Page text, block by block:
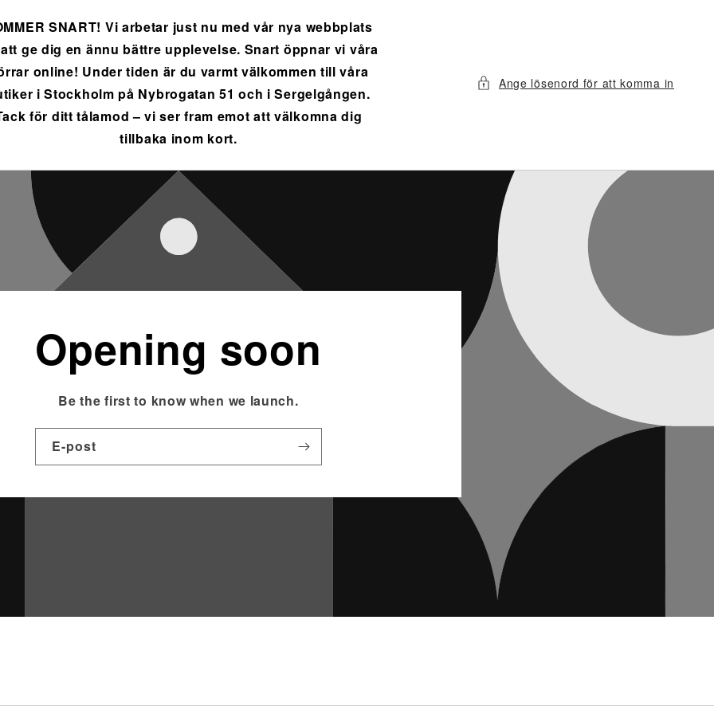
SNART! Vi arbetar just nu med vår nya webbplats
ge dig en ännu bättre upplevelse. Snart öppnar vi våra
online! Under tiden är du varmt välkommen till våra
i Stockholm på Nybrogatan 51 och i Sergelgången.
för ditt tålamod – vi ser fram emot att välkomna dig
tillbaka inom kort.
Ange lösenord för att komma in
Opening soon
Be the first to know when we launch.
E-post